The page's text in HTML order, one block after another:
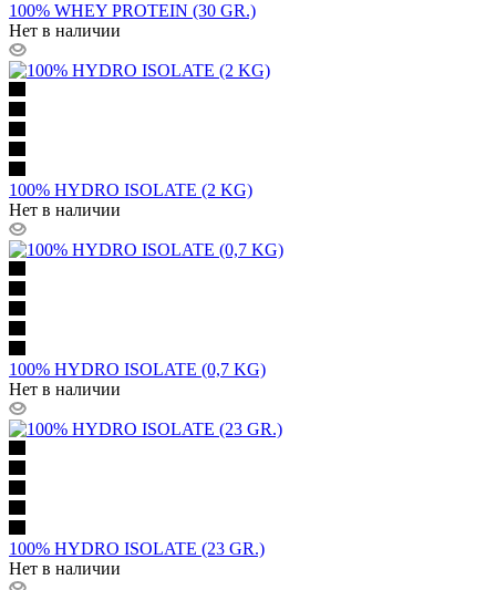
100% WHEY PROTEIN (30 GR.)
Нет в наличии
100% HYDRO ISOLATE (2 KG)
Нет в наличии
100% HYDRO ISOLATE (0,7 KG)
Нет в наличии
100% HYDRO ISOLATE (23 GR.)
Нет в наличии